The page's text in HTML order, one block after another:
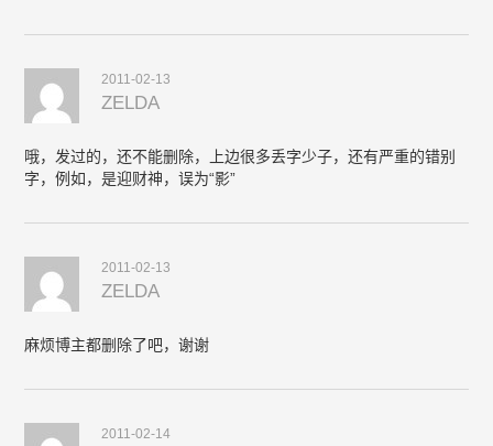
2011-02-13
ZELDA
哦，发过的，还不能删除，上边很多丢字少子，还有严重的错别
字，例如，是迎财神，误为“影”
2011-02-13
ZELDA
麻烦博主都删除了吧，谢谢
2011-02-14